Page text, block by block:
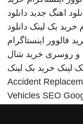
اهنگ جدید دانلود
خرید بک لینک دانلود
فالوور اینستاگرام
و روسری خرید شال
لینک خرید بک لینک
Accident
Vehicles SEO